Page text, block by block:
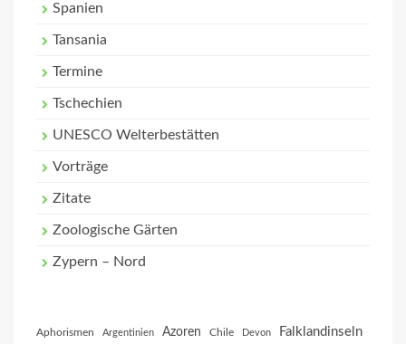
Spanien
Tansania
Termine
Tschechien
UNESCO Welterbestätten
Vorträge
Zitate
Zoologische Gärten
Zypern – Nord
Aphorismen Argentinien Azoren Chile Devon Falklandinseln